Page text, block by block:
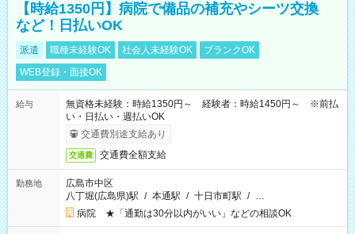
【時給1350円】病院で備品の補充やシーツ交換
など！日払いOK
派遣 職種未経験OK 社会人未経験OK
ブランクOK
WEB登録・面接OK
給与
無資格未経験：時給1350円～ 経験者：時給1450円～ ※前払
い・日払い・週払いOK
交通費別途支給あり
交通費 交通費全額支給
勤務地
広島市中区
八丁堀(広島県)駅 / 本通駅 / 十日市町駅 / …
病院 ★「通勤は30分以内がいい」などの相談OK